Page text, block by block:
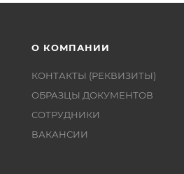
О КОМПАНИИ
КОНТАКТЫ (РЕКВИЗИТЫ)
ОБРАЗЦЫ ДОКУМЕНТОВ
СОТРУДНИКИ
ВАКАНСИИ